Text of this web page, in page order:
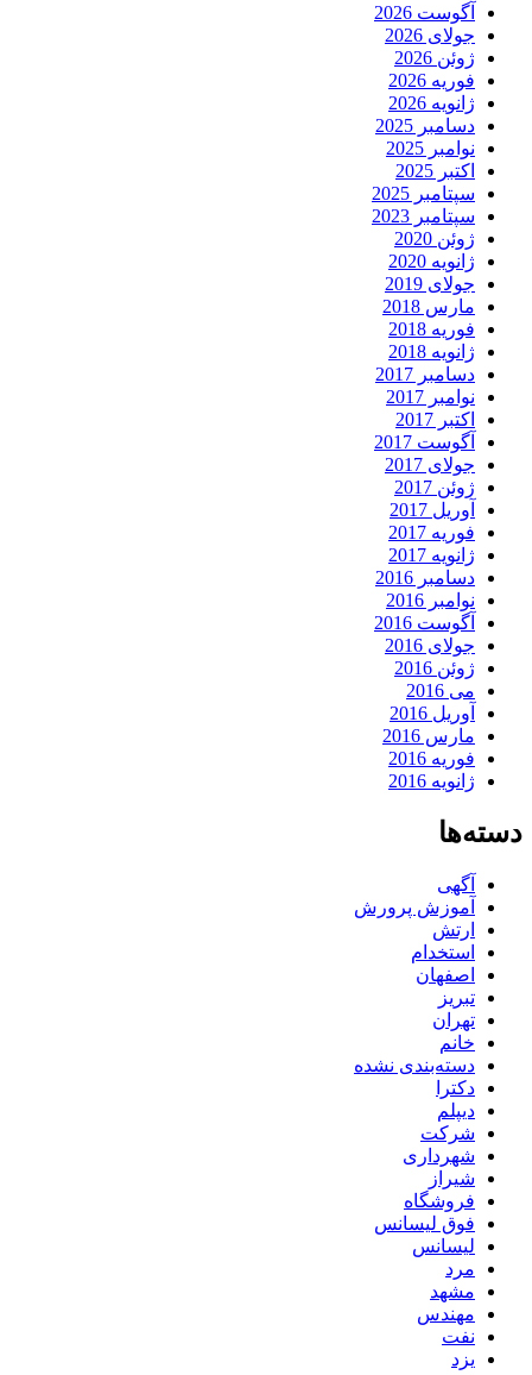
آگوست 2026
جولای 2026
ژوئن 2026
فوریه 2026
ژانویه 2026
دسامبر 2025
نوامبر 2025
اکتبر 2025
سپتامبر 2025
سپتامبر 2023
ژوئن 2020
ژانویه 2020
جولای 2019
مارس 2018
فوریه 2018
ژانویه 2018
دسامبر 2017
نوامبر 2017
اکتبر 2017
آگوست 2017
جولای 2017
ژوئن 2017
آوریل 2017
فوریه 2017
ژانویه 2017
دسامبر 2016
نوامبر 2016
آگوست 2016
جولای 2016
ژوئن 2016
می 2016
آوریل 2016
مارس 2016
فوریه 2016
ژانویه 2016
دسته‌ها
آگهی
آموزش پرورش
ارتش
استخدام
اصفهان
تبریز
تهران
خانم
دسته‌بندی نشده
دکترا
دیپلم
شرکت
شهرداری
شیراز
فروشگاه
فوق لیسانس
لیسانس
مرد
مشهد
مهندس
نفت
یزد